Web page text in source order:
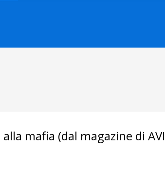
mafia (dal magazine di